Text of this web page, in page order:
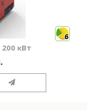
6
кВт